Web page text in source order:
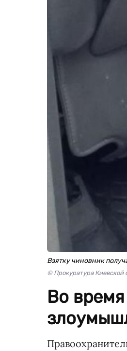
Взятку чиновник
© Прокуратура Киевской
Во